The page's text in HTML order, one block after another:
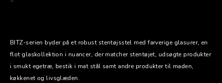
BITZ-serien byder på et robust stentøjsstel med farverige glasurer, en
flot glaskollektion i nuancer, der matcher stentøjet, udsøgte produkter
i smukt egetræ, bestik i mat stål samt andre produkter til maden,
køkkenet og livsglæden.